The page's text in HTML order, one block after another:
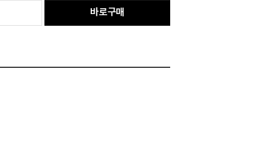
바로구매